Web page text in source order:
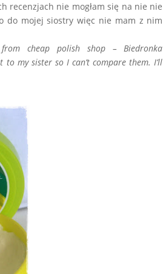
recenzjach nie mogłam się na nie nie
do mojej siostry więc nie mam z nim
cheap polish shop – Biedronka
my sister so I can’t compare them. I’ll